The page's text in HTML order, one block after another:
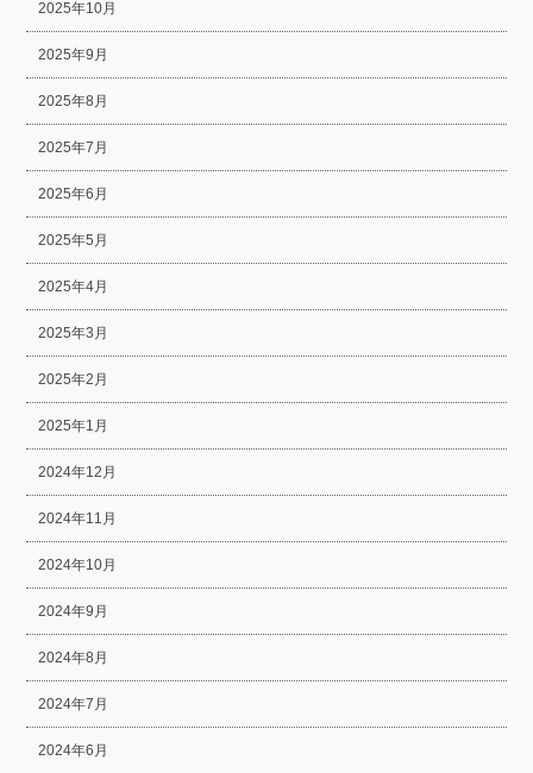
2025年10月
2025年9月
2025年8月
2025年7月
2025年6月
2025年5月
2025年4月
2025年3月
2025年2月
2025年1月
2024年12月
2024年11月
2024年10月
2024年9月
2024年8月
2024年7月
2024年6月